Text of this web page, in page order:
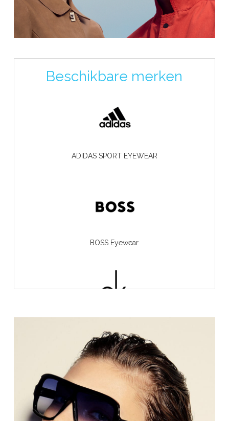
Beschikbare merken
ADIDAS SPORT EYEWEAR
BOSS Eyewear
CALVIN KLEIN
Chloé eyewear